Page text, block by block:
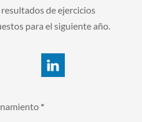
de ejercicios
para el siguiente año.
*